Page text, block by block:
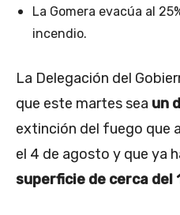
La Gomera evacúa al
incendio.
La Delegación del
que este martes sea un
extinción del fuego que
el 4 de agosto y que ya
superficie de cerca del